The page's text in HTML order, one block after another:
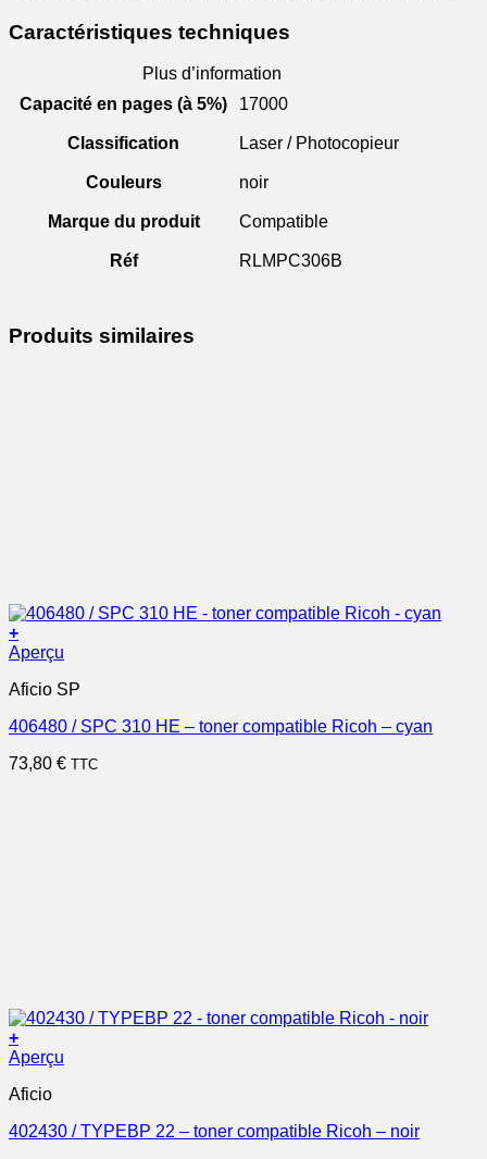
Caractéristiques techniques
Plus d’information
Capacité en pages (à 5%)
17000
Classification Laser / Photocopieur
Couleurs noir
Marque du produit Compatible
Réf RLMPC306B
Produits similaires
+
Aperçu
Aficio SP
406480 / SPC 310 HE – toner compatible Ricoh – cyan
73,80 € TTC
+
Aperçu
Aficio
402430 / TYPEBP 22 – toner compatible Ricoh – noir